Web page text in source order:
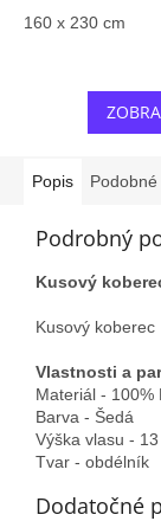
160 x 230 cm
Popis Podobné
Podrobný
Kusový
Kusový koberec
Vlastnosti a
Materiál - 100%
Barva - Šedá
Výška vlasu -
Tvar - obdélník
Dodatočné